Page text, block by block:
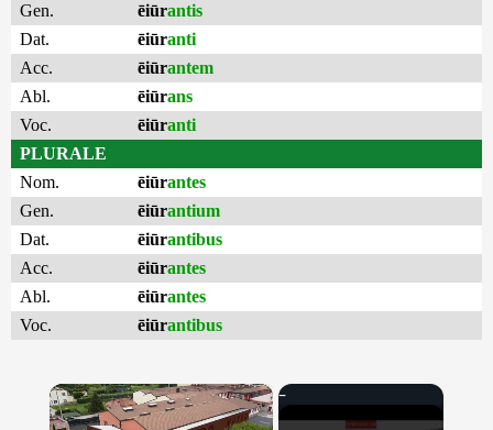
Gen.
ēiūrantis
Dat.
ēiūranti
Acc.
ēiūrantem
Abl.
ēiūrans
Voc.
ēiūranti
PLURALE
Nom.
ēiūrantes
Gen.
ēiūrantium
Dat.
ēiūrantibus
Acc.
ēiūrantes
Abl.
ēiūrantes
Voc.
ēiūrantibus
×